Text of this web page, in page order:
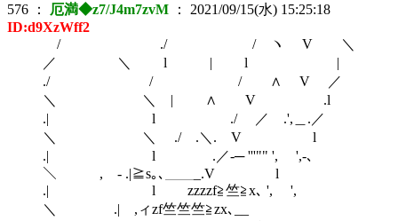
576 ： 厄満◆z7/J4m7zvM ： 2021/09/15(水) 15:25:18
ID:d9XzWff2
/ ./ / ヽ V ＼
／ ＼ l | l |
./ / / ∧ V ／
＼ ＼ | ∧ V .l
.| l ./ ／ .',＿.／
＼ ＼ ./ .＼. V l
.| l .／-─ '''"" ', ',-､
＼ , - .|≧s｡､＿＿_.V l
.| l zzzzf≧竺≧x､ ', ',
＼ .| ,ィzf竺竺竺≧zx､__